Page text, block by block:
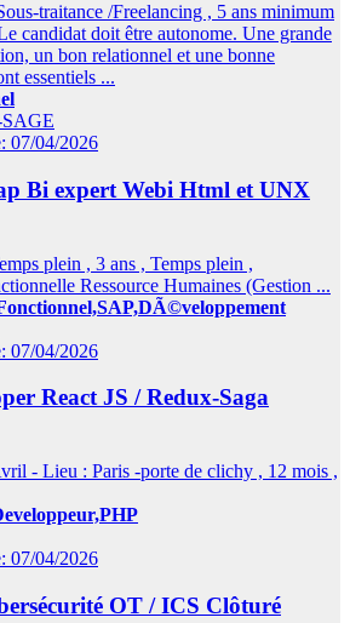
traitance /Freelancing , 5 ans minimum
candidat doit être autonome. Une grande
un bon relationnel et une bonne
essentiels ...
07/04/2026
Bi expert Webi Html et UNX
plein , 3 ans , Temps plein ,
Ressource Humaines (Gestion ...
07/04/2026
React JS / Redux-Saga
- Lieu : Paris -porte de clichy , 12 mois ,
07/04/2026
OT / ICS Clôturé